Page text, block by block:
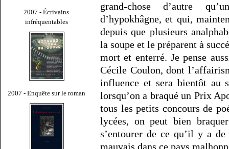
2007 - Écrivains
infréquentables
2007 - Enquête sur le roman
grand-chose d’autre
d’hypokhâgne, et qui,
depuis que plusieurs
la soupe et le préparent à
mort et enterré. Je pense
Cécile Coulon, dont
influence et sera bientôt au
lorsqu’on a braqué un Prix
tous les petits concours de
lycées, on peut bien
s’entourer de ce qu’il y a
mauvais dans ce pays